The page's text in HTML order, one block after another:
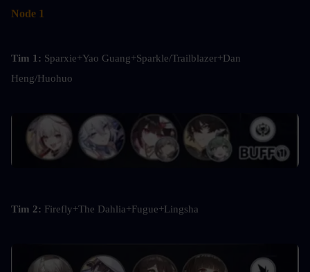
Node 1
Tim 1: Sparxie+Yao Guang+Sparkle/Trailblazer+Dan
Heng/Huohuo
Tim 2: Firefly+The Dahlia+Fugue+Lingsha